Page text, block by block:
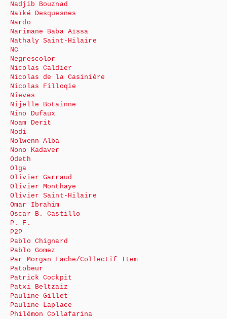
Nadjib Bouznad
Naïké Desquesnes
Nardo
Narimane Baba Aïssa
Nathaly Saint-Hilaire
NC
Negrescolor
Nicolas Caldier
Nicolas de la Casinière
Nicolas Filloqie
Nieves
Nijelle Botainne
Nino Dufaux
Noam Derit
Nodi
Nolwenn Alba
Nono Kadaver
Odeth
Olga
Olivier Garraud
Olivier Monthaye
Olivier Saint-Hilaire
Omar Ibrahim
Oscar B. Castillo
P. F.
P2P
Pablo Chignard
Pablo Gomez
Par Morgan Fache/Collectif Item
Patobeur
Patrick Cockpit
Patxi Beltzaiz
Pauline Gillet
Pauline Laplace
Philémon Collafarina